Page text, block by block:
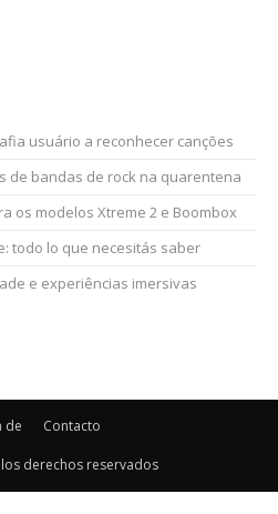
usuário a reconhecer canções
de bandas de rock na quarentena
os modelos Xtreme 2 e Boombox
todo lo que necesitás saber
e experiências imersivas
de Contacto
derechos reservados